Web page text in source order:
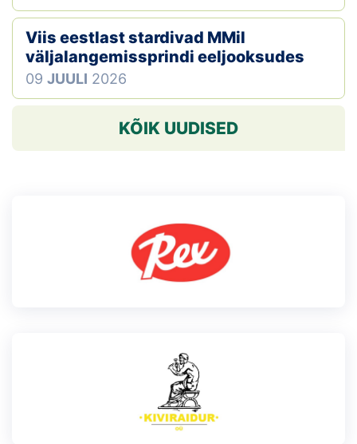
Viis eestlast stardivad MMil
väljalangemissprindi eeljooksudes
09 JUULI 2026
KÕIK UUDISED